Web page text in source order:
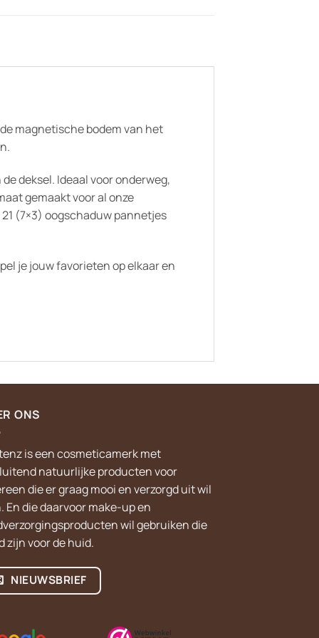
magnetische bodem van het
deksel. Ideaal voor onderweg,
gemaakt voor al onze
(7×3) oogschaduw pannetjes
je jouw favorieten op elkaar en
ONS
is een cosmeticamerk met
natuurlijke producten voor
die er graag mooi en verzorgd uit wil
En die daarvoor make-up en
wil gebruiken die
zijn voor de huid.
NIEUWSBRIEF